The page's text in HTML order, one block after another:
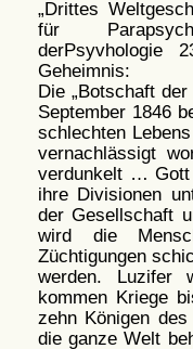
Drittes
für
derPsyvhologie
Geheimnis:
Die
Botschaft
September 1846
schlechten
vernachlässigt
verdunkelt … Gott
ihre Divisionen
der Gesellschaft
wird die
Züchtigungen
werden. Luzifer
kommen Kriege
zehn Königen
die ganze Welt